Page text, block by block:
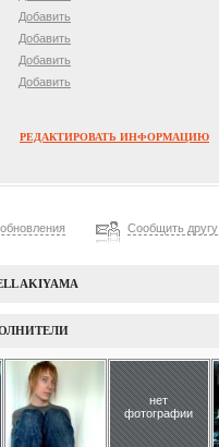
Добавить
Добавить
Добавить
Добавить
РЕДАКТИРОВАТЬ ИНФОРМАЦИЮ
Сообщить другу
AKIYAMA
нет
фотографии